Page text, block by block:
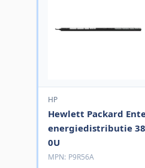
HP
Hewlett Packard
energiedistributie
0U
MPN: P9R56A